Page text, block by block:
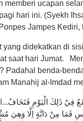
ucapan
hari ini. (Syekh
Jampes Kediri,
didekatkan di
saat hari Jumat.
Padahal benda-
Manahij al-Imdad
يَقَعُ فِيْ ذَلِكَ الْيَوْمِ
فَمَا مِنْ دَابَّةٍ اِلَّا وَهِيَ